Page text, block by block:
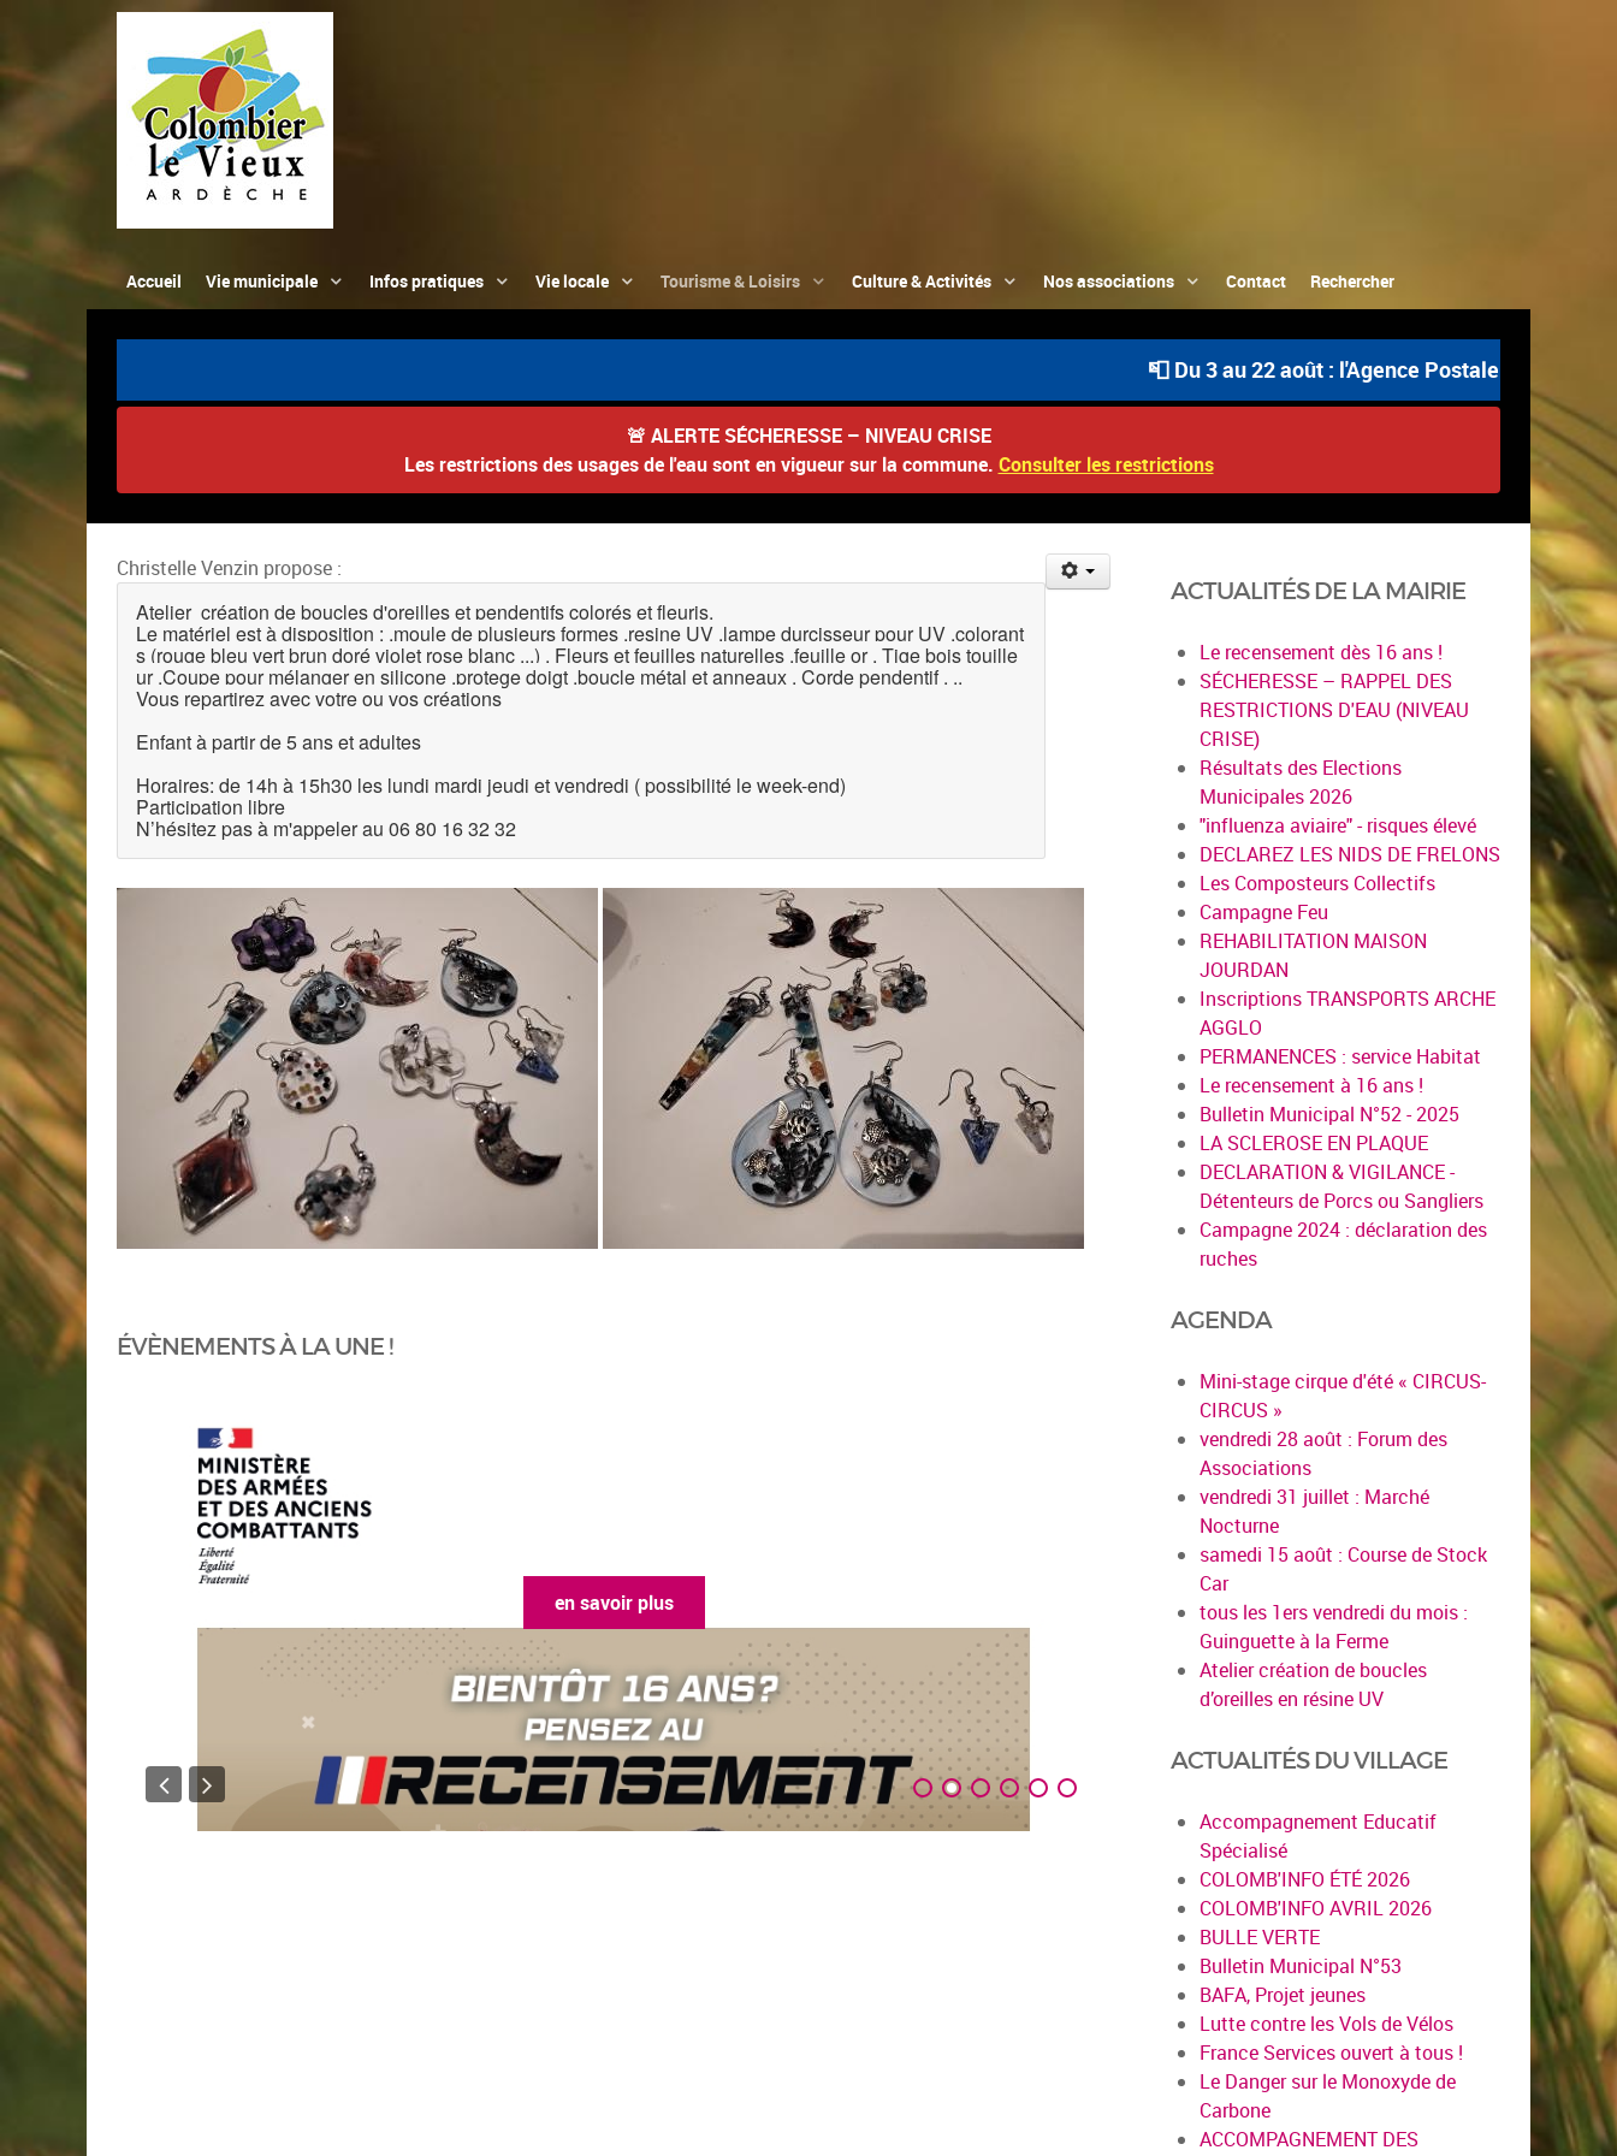
Accueil Vie municipale Infos pratiques Vie locale Tourisme & Loisirs Culture & Activités Nos associations Contact Rechercher
📮 Du 3 au 22 août : l'Agence Postale Communale
🚨 ALERTE SÉCHERESSE – NIVEAU CRISE
Les restrictions des usages de l'eau sont en vigueur sur la commune. Consulter les restrictions
Christelle Venzin propose :
Atelier création de boucles d'oreilles et pendentifs colorés et fleuris.
Le matériel est à disposition : .moule de plusieurs formes .resine UV .lampe durcisseur pour UV .colorant
s (rouge bleu vert brun doré violet rose blanc ...) . Fleurs et feuilles naturelles .feuille or . Tige bois touille
ur .Coupe pour mélanger en silicone .protege doigt .boucle métal et anneaux . Corde pendentif . ..
Vous repartirez avec votre ou vos créations
Enfant à partir de 5 ans et adultes
Horaires: de 14h à 15h30 les lundi mardi jeudi et vendredi ( possibilité le week-end)
Participation libre
N’hésitez pas à m'appeler au 06 80 16 32 32
ÉVÈNEMENTS À LA UNE !
en savoir plus
ACTUALITÉS DE LA MAIRIE
Le recensement dès 16 ans !
SÉCHERESSE – RAPPEL DES
RESTRICTIONS D'EAU (NIVEAU
CRISE)
Résultats des Elections
Municipales 2026
"influenza aviaire" - risques élevé
DECLAREZ LES NIDS DE FRELONS
Les Composteurs Collectifs
Campagne Feu
REHABILITATION MAISON
JOURDAN
Inscriptions TRANSPORTS ARCHE
AGGLO
PERMANENCES : service Habitat
Le recensement à 16 ans !
Bulletin Municipal N°52 - 2025
LA SCLEROSE EN PLAQUE
DECLARATION & VIGILANCE -
Détenteurs de Porcs ou Sangliers
Campagne 2024 : déclaration des
ruches
AGENDA
Mini-stage cirque d'été « CIRCUS-
CIRCUS »
vendredi 28 août : Forum des
Associations
vendredi 31 juillet : Marché
Nocturne
samedi 15 août : Course de Stock
Car
tous les 1ers vendredi du mois :
Guinguette à la Ferme
Atelier création de boucles
d’oreilles en résine UV
ACTUALITÉS DU VILLAGE
Accompagnement Educatif
Spécialisé
COLOMB'INFO ÉTÉ 2026
COLOMB'INFO AVRIL 2026
BULLE VERTE
Bulletin Municipal N°53
BAFA, Projet jeunes
Lutte contre les Vols de Vélos
France Services ouvert à tous !
Le Danger sur le Monoxyde de
Carbone
ACCOMPAGNEMENT DES